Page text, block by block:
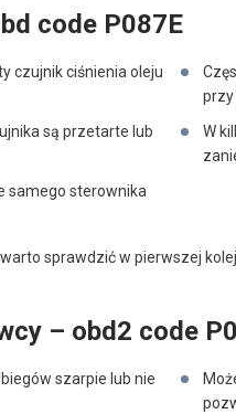
code P087E
czujnik ciśnienia oleju
przy
są przetarte lub
W
samego sterownika
sprawdzić w pierwszej
– obd2 code
szarpie lub nie